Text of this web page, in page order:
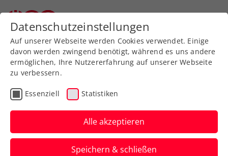
Aktuelle News
Datenschutzeinstellungen
Auf unserer Webseite werden Cookies verwendet. Einige
davon werden zwingend benötigt, während es uns andere
ermöglichen, Ihre Nutzererfahrung auf unserer Webseite
zu verbessern.
Essenziell Statistiken
Alle akzeptieren
Speichern & schließen